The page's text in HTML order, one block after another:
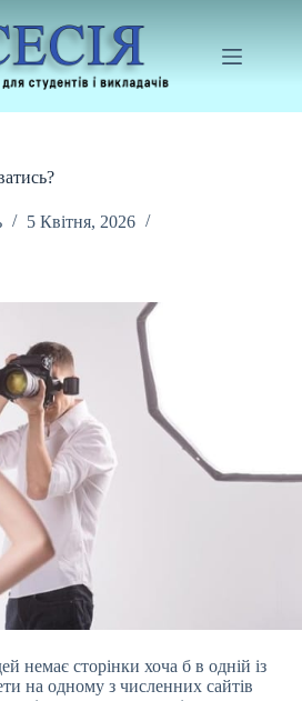
5 Квітня, 2026
немає сторінки хоча б в одній із
на одному з численних сайтів